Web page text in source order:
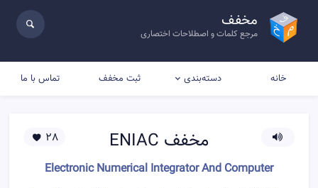
مخفف
مرجع کلمات و اصطلاحات اختصاری
خانه دسته‌بندی ثبت مخفف تماس با ما
مخفف ENIAC
Electronic Numerical Integrator And Computer
28